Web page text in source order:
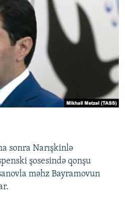
sonra Narışkinlə
şosesində qonşu
məhz Bayramovun